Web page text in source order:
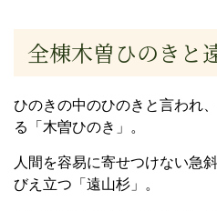
全棟木曽ひのきと
ひのきの中のひのきと言われ
る「木曽ひのき」。
人間を容易に寄せつけない急
びえ立つ「遠山杉」。